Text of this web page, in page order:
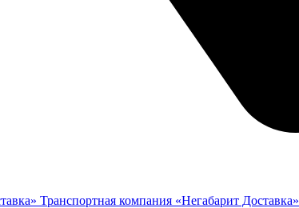
Транспортная компания «Негабарит Доставка»